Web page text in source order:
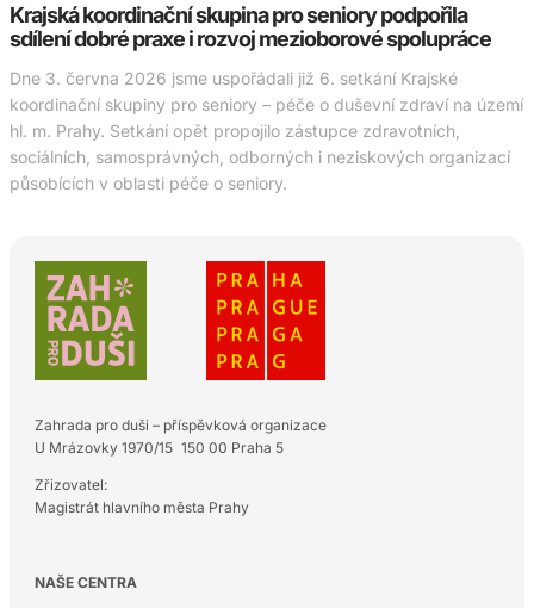
Krajská koordinační skupina pro seniory podpořila
sdílení dobré praxe i rozvoj mezioborové spolupráce
Dne 3. června 2026 jsme uspořádali již 6. setkání Krajské
koordinační skupiny pro seniory – péče o duševní zdraví na území
hl. m. Prahy. Setkání opět propojilo zástupce zdravotních,
sociálních, samosprávných, odborných i neziskových organizací
působících v oblasti péče o seniory.
Zahrada pro duši – příspěvková organizace
U Mrázovky 1970/15 150 00 Praha 5
Zřizovatel:
Magistrát hlavního města Prahy
NAŠE CENTRA